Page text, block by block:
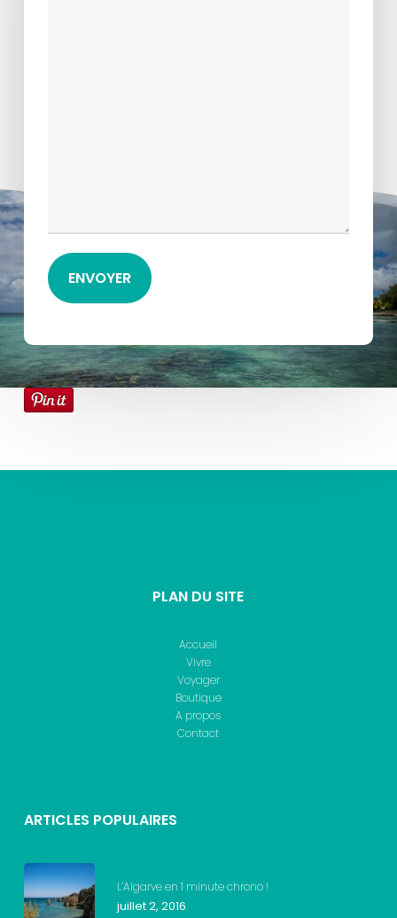
PLAN DU SITE
Accueil
Vivre
Voyager
Boutique
A propos
Contact
ARTICLES POPULAIRES
L’Algarve en 1 minute chrono !
juillet 2, 2016